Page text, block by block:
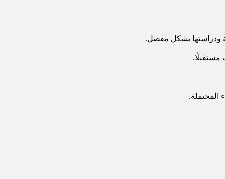
ودراستها بشكل مفصل.
مستقبلًا.
المحتملة.